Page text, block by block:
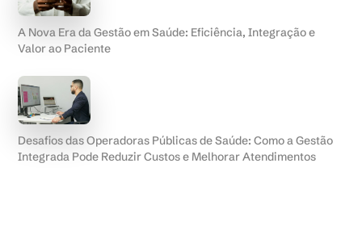
A Nova Era da Gestão em Saúde: Eficiência, Integração e
Valor ao Paciente
Desafios das Operadoras Públicas de Saúde: Como a Gestão
Integrada Pode Reduzir Custos e Melhorar Atendimentos